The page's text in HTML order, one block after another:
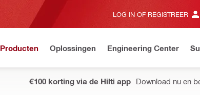
LOG IN OF REGISTREER
Producten Oplossingen Engineering Center
€100 korting via de Hilti app Download nu en